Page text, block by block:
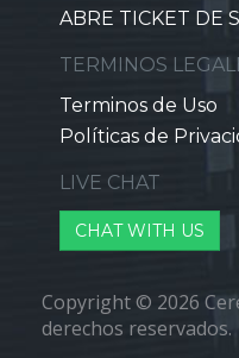
ABRE TICKET DE
TERMINOS
Terminos de Uso
Políticas de
LIVE CHAT
CHAT WITH US
Copyright © 2026
derechos reservados.